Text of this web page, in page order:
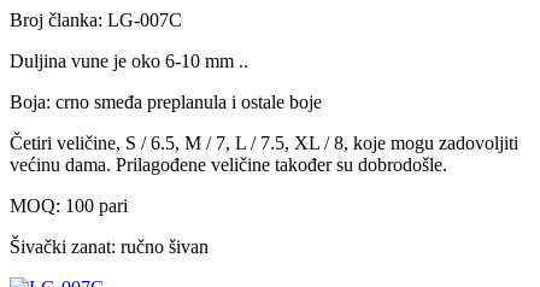
Broj članka: LG-007C
Duljina vune je oko 6-10 mm ..
Boja: crno smeđa preplanula i ostale boje
Četiri veličine, S / 6.5, M / 7, L / 7.5, XL / 8, koje mogu zadovoljiti
većinu dama. Prilagođene veličine također su dobrodošle.
MOQ: 100 pari
Šivački zanat: ručno šivan